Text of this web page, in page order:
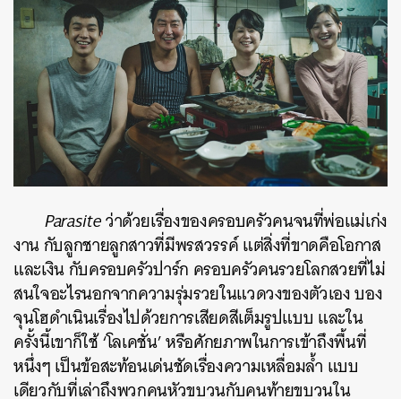
Parasiteว่าด้วยเรื่องของครอบครัวคนจนที่พ่อแม่เก่ง
งาน กับลูกชายลูกสาวที่มีพรสวรรค์ แต่สิ่งที่ขาดคือโอกาส
และเงิน กับครอบครัวปาร์ก ครอบครัวคนรวยโลกสวยที่ไม่
สนใจอะไรนอกจากความรุ่มรวยในแวดวงของตัวเอง บอง
จุนโฮดำเนินเรื่องไปด้วยการเสียดสีเต็มรูปแบบ และใน
ครั้งนี้เขาก็ใช้ ‘โลเคชั่น’ หรือศักยภาพในการเข้าถึงพื้นที่
หนึ่งๆ เป็นข้อสะท้อนเด่นชัดเรื่องความเหลื่อมล้ำ แบบ
เดียวกับที่เล่าถึงพวกคนหัวขบวนกับคนท้ายขบวนใน